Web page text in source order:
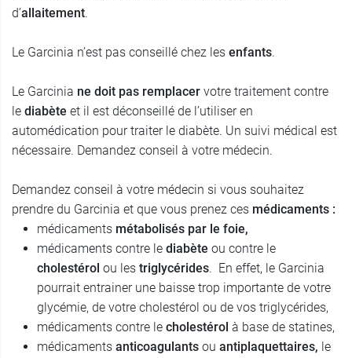
d’allaitement.
Le Garcinia n’est pas conseillé chez les enfants.
Le Garcinia ne doit pas remplacer votre traitement contre
le diabète et il est déconseillé de l’utiliser en
automédication pour traiter le diabète. Un suivi médical est
nécessaire. Demandez conseil à votre médecin.
Demandez conseil à votre médecin si vous souhaitez
prendre du Garcinia et que vous prenez ces médicaments :
médicaments métabolisés par le foie,
médicaments contre le diabète ou contre le
cholestérol ou les triglycérides. En effet, le Garcinia
pourrait entrainer une baisse trop importante de votre
glycémie, de votre cholestérol ou de vos triglycérides,
médicaments contre le cholestérol à base de statines,
médicaments anticoagulants ou antiplaquettaires, le